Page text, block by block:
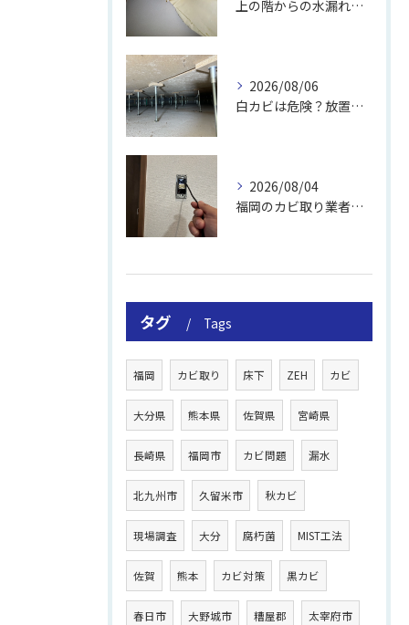
上の階からの水漏れでカビ｜対処法と業者
2026/08/06
白カビは危険？放置のリスクと取り方
2026/08/04
福岡のカビ取り業者おすすめの選び方と費用
タグ Tags
福岡 カビ取り 床下 ZEH カビ
大分県 熊本県 佐賀県 宮崎県
長崎県 福岡市 カビ問題 漏水
北九州市 久留米市 秋カビ
現場調査 大分 腐朽菌 MIST工法
佐賀 熊本 カビ対策 黒カビ
春日市 大野城市 糟屋郡 太宰府市